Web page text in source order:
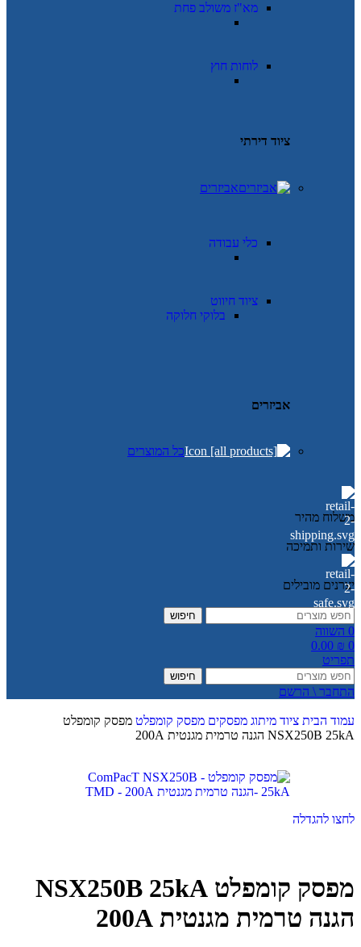
מא"ז משולב פחת
לוחות חוץ
ציוד דירתי
אביזרים
כלי עבודה
ציוד חיווט
בלוקי חלוקה
אביזרים
כל המוצרים
משלוח מהיר
שירות ותמיכה
יצרנים מובילים
חיפוש
0 השווה
0
0.00 ₪
תפריט
חיפוש
התחבר \ הרשם
עמוד הבית ציוד מיתוג מפסקים מפסק קומפלט מפסק קומפלט
NSX250B 25kA הגנה טרמית מגנטית 200A
לחצו להגדלה
מפסק קומפלט NSX250B 25kA
הגנה טרמית מגנטית 200A